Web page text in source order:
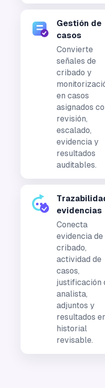
Gestión de
casos
Convierte
señales de
cribado y
en casos
asignados
revisión,
escalado,
evidencia y
resultados
auditables.
evidencias
Conecta
evidencia de
cribado,
actividad de
casos,
justificación
analista,
adjuntos y
resultados
historial
revisable.